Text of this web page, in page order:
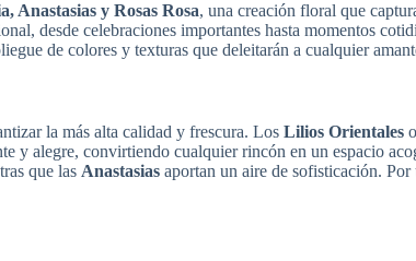
Anastasias y Rosas Rosa, una creación floral que
desde celebraciones importantes hasta momentos
de colores y texturas que deleitarán a cualquier
la más alta calidad y frescura. Los Lilios Orientales
y alegre, convirtiendo cualquier rincón en un espacio
que las Anastasias aportan un aire de sofisticación.